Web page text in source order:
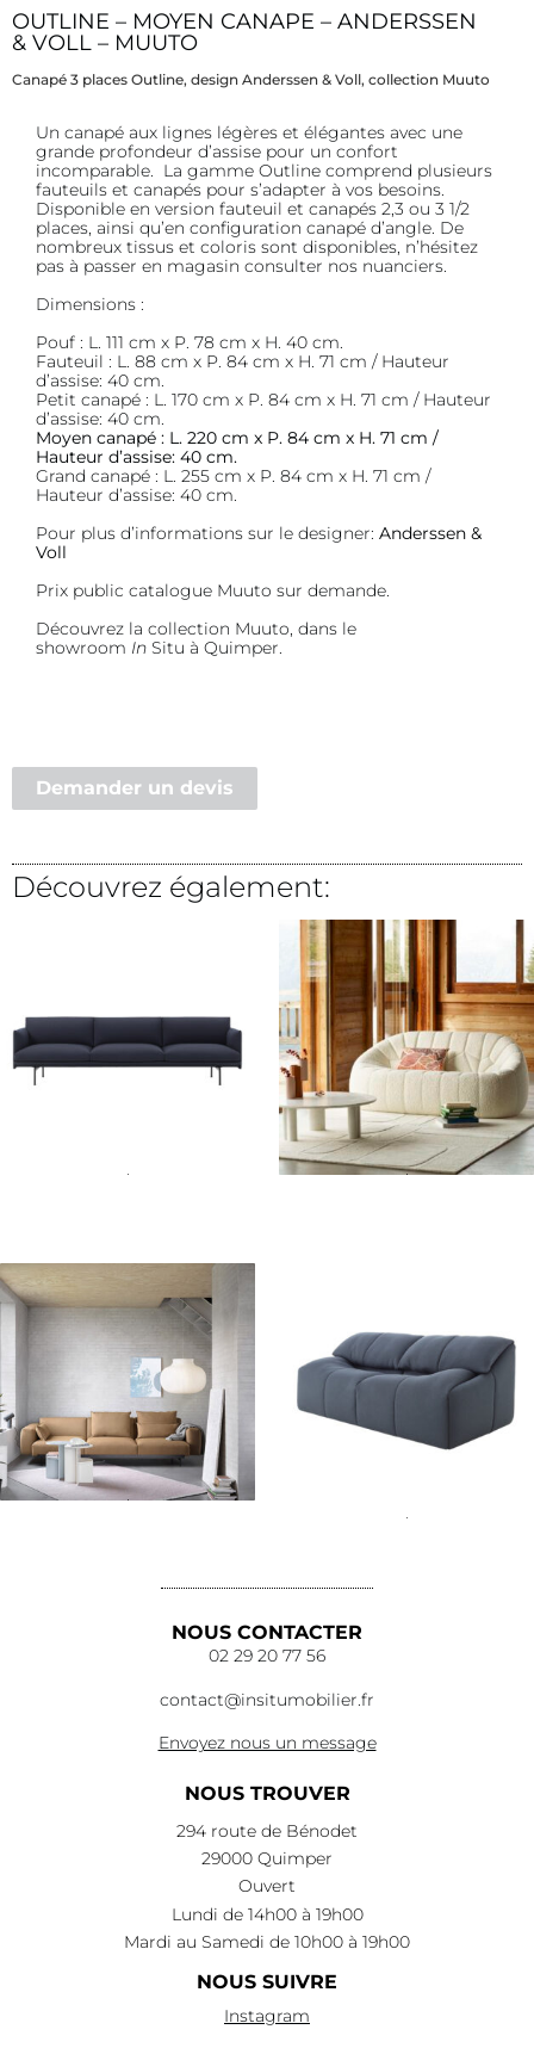
OUTLINE – MOYEN CANAPE – ANDERSSEN
& VOLL – MUUTO
Canapé 3 places Outline, design Anderssen & Voll, collection Muuto
Description
Description
Un canapé aux lignes légères et élégantes avec une
grande profondeur d’assise pour un confort
incomparable. La gamme Outline comprend plusieurs
fauteuils et canapés pour s’adapter à vos besoins.
Disponible en version fauteuil et canapés 2,3 ou 3 1/2
places, ainsi qu’en configuration canapé d’angle. De
nombreux tissus et coloris sont disponibles, n’hésitez
pas à passer en magasin consulter nos nuanciers.
Dimensions :
Pouf : L. 111 cm x P. 78 cm x H. 40 cm.
Fauteuil : L. 88 cm x P. 84 cm x H. 71 cm / Hauteur
d’assise: 40 cm.
Petit canapé : L. 170 cm x P. 84 cm x H. 71 cm / Hauteur
d’assise: 40 cm.
Moyen canapé : L. 220 cm x P. 84 cm x H. 71 cm /
Hauteur d’assise: 40 cm.
Grand canapé : L. 255 cm x P. 84 cm x H. 71 cm /
Hauteur d’assise: 40 cm.
Pour plus d’informations sur le designer: Anderssen &
Voll
Prix public catalogue Muuto sur demande.
Découvrez la collection Muuto, dans le
showroom In Situ à Quimper.
Demander un devis
Découvrez également:
NOUS CONTACTER
02 29 20 77 56
contact@insitumobilier.fr
Envoyez nous un message
NOUS TROUVER
294 route de Bénodet
29000 Quimper
Ouvert
Lundi de 14h00 à 19h00
Mardi au Samedi de 10h00 à 19h00
NOUS SUIVRE
Instagram